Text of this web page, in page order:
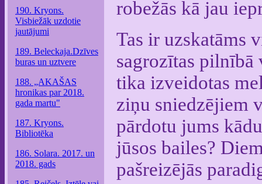
190. Kryons.
Visbiežāk uzdotie
jautājumi
189. Beleckaja.Dzīves
buras un uztvere
188. „AKAŠAS
hronikas par 2018.
gada martu"
187. Kryons.
Bibliotēka
186. Solara. 2017. un
2018. gads
robežās kā jau
Tas ir uzskatāms
sagrozītas pilnībā
tika izveidotas
ziņu sniedzējiem
pārdotu jums
jūsos bailes?
pašreizējās